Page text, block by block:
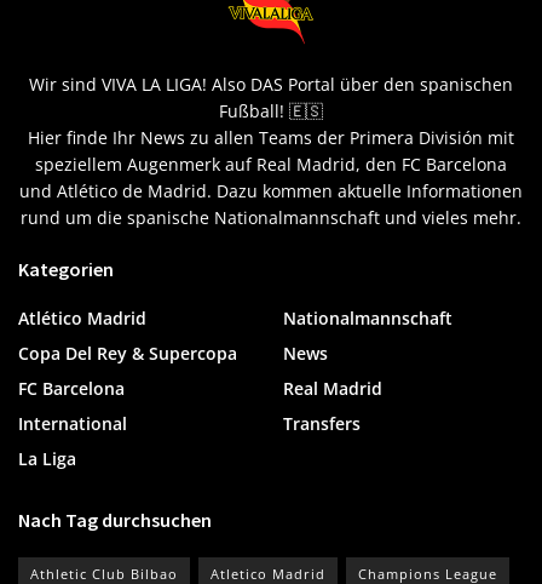
Wir sind VIVA LA LIGA! Also DAS Portal über den spanischen
Fußball! 🇪🇸
Hier finde Ihr News zu allen Teams der Primera División mit
speziellem Augenmerk auf Real Madrid, den FC Barcelona
und Atlético de Madrid. Dazu kommen aktuelle Informationen
rund um die spanische Nationalmannschaft und vieles mehr.
Kategorien
Atlético Madrid
Copa Del Rey & Supercopa
FC Barcelona
International
La Liga
Nationalmannschaft
News
Real Madrid
Transfers
Nach Tag durchsuchen
Athletic Club Bilbao Atletico Madrid Champions League